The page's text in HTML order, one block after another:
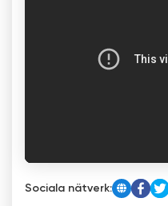
Sociala nätverk: